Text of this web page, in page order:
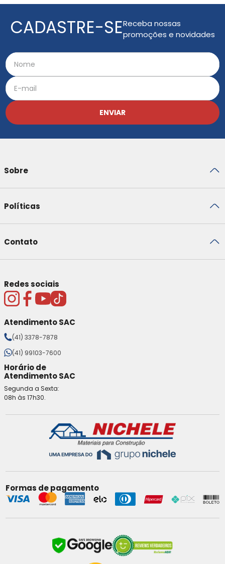
CADASTRE-SEReceba nossas
promoções e novidades
ENVIAR
Sobre
Políticas
Contato
Redes sociais
Atendimento SAC
(41) 3378-7878
(41) 99103-7600
Horário de
Atendimento SAC
Segunda a Sexta:
08h às 17h30.
Formas de pagamento